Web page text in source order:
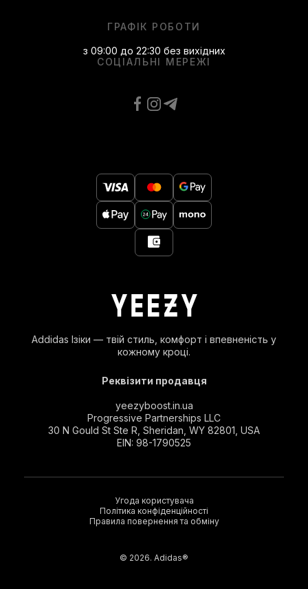
Addidas Ізіки — твій стиль, комфорт і впевненість у
кожному кроці.
Реквізити продавця
yeezyboost.in.ua
Progressive Partnerships LLC
30 N Gould St Ste R, Sheridan, WY 82801, USA
EIN: 98-1790525
СОЦІАЛЬНІ МЕРЕЖІ
ГРАФІК РОБОТИ
з 09:00 до 22:30 без вихідних
© 2026. Adidas®
Угода користувача
Політика конфіденційності
Правила повернення та обміну